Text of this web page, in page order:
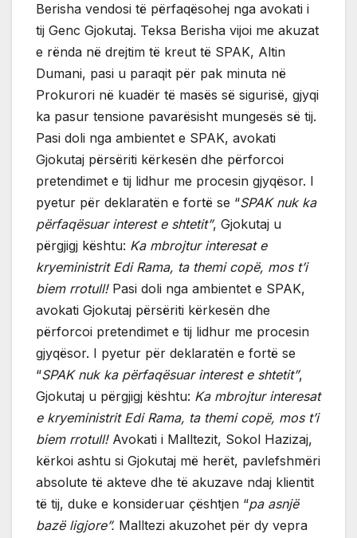
Berisha vendosi të përfaqësohej nga avokati i
tij Genc Gjokutaj. Teksa Berisha vijoi me akuzat
e rënda në drejtim të kreut të SPAK, Altin
Dumani, pasi u paraqit për pak minuta në
Prokurori në kuadër të masës së sigurisë, gjyqi
ka pasur tensione pavarësisht mungesës së tij.
Pasi doli nga ambientet e SPAK, avokati
Gjokutaj përsëriti kërkesën dhe përforcoi
pretendimet e tij lidhur me procesin gjyqësor. I
pyetur për deklaratën e fortë se “SPAK nuk ka
përfaqësuar interest e shtetit”, Gjokutaj u
përgjigj kështu: Ka mbrojtur interesat e
kryeministrit Edi Rama, ta themi copë, mos t’i
biem rrotull!Pasi doli nga ambientet e SPAK,
avokati Gjokutaj përsëriti kërkesën dhe
përforcoi pretendimet e tij lidhur me procesin
gjyqësor. I pyetur për deklaratën e fortë se
“SPAK nuk ka përfaqësuar interest e shtetit”,
Gjokutaj u përgjigj kështu: Ka mbrojtur interesat
e kryeministrit Edi Rama, ta themi copë, mos t’i
biem rrotull!Avokati i Malltezit, Sokol Hazizaj,
kërkoi ashtu si Gjokutaj më herët, pavlefshmëri
absolute të akteve dhe të akuzave ndaj klientit
të tij, duke e konsideruar çështjen “pa asnjë
bazë ligjore”. Malltezi akuzohet për dy vepra